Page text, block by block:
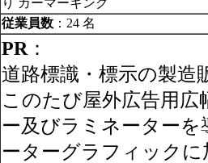
り カーマーキング
従業員数 ：24 名
PR ：
道路標識・標示の製造
このたび屋外広告用
ー及びラミネーター
ーターグラフィック